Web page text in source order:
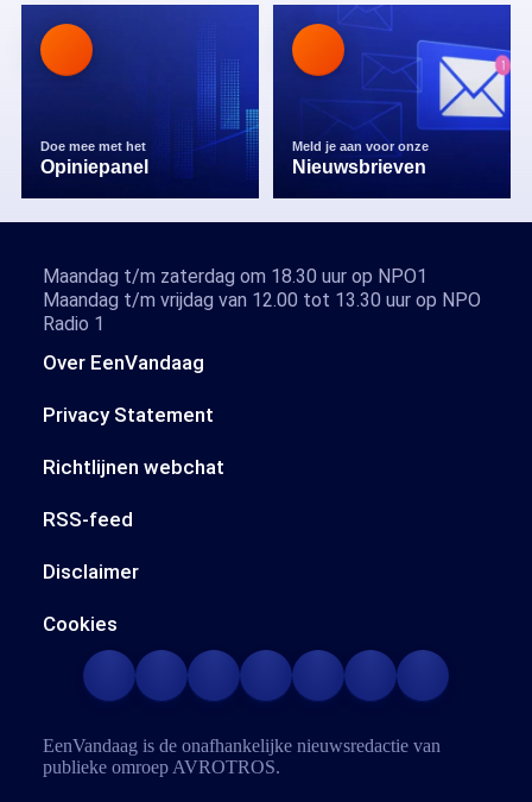
Doe mee met het
Opiniepanel
Meld je aan voor onze
Nieuwsbrieven
Over EenVandaag
Privacy Statement
Richtlijnen webchat
RSS-feed
Disclaimer
Cookies
Maandag t/m zaterdag om 18.30 uur op NPO1
Maandag t/m vrijdag van 12.00 tot 13.30 uur op NPO
Radio 1
EenVandaag is de onafhankelijke nieuwsredactie van
publieke omroep AVROTROS.